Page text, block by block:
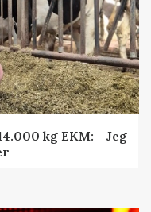
kg EKM: - Jeg